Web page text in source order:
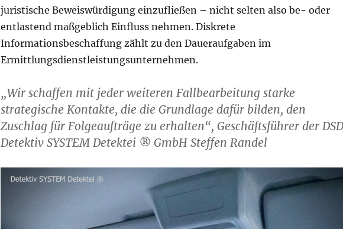
juristische Beweiswürdigung einzufließen – nicht selten also be- oder
entlastend maßgeblich Einfluss nehmen. Diskrete
Informationsbeschaffung zählt zu den Daueraufgaben im
Ermittlungsdienstleistungsunternehmen.
„Wir schaffen mit jeder weiteren Fallbearbeitung starke
strategische Kontakte, die die Grundlage dafür bilden, den
Zuschlag für Folgeaufträge zu erhalten“, Geschäftsführer der DSD
Detektiv SYSTEM Detektei ® GmbH Steffen Randel